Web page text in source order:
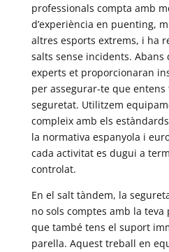
professionals compta amb
d’experiència en puenting,
altres esports extrems, i ha
salts sense incidents. Abans
experts et proporcionaran
per assegurar-te que
seguretat. Utilitzem
compleix amb els
la normativa espanyola i
cada activitat es dugui a
controlat.
En el salt tàndem, la
no sols comptes amb la
que també tens el suport
parella. Aquest treball en